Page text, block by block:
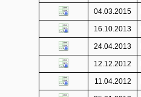
04.03.2015
16.10.2013
24.04.2013
12.12.2012
11.04.2012